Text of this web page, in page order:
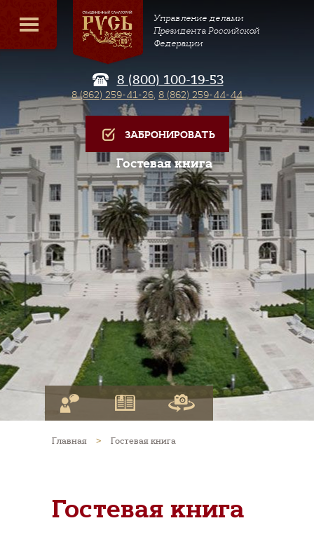
Управление делами
Президента Российской
Федерации
8 (800) 100-19-53
8 (862) 259-41-26, 8 (862) 259-44-44
ЗАБРОНИРОВАТЬ
Гостевая книга
Главная > Гостевая книга
Гостевая книга